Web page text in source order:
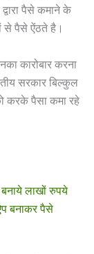
पैसे कमाने के
से पैसे ऐंठते है।
कारोबार करना
सरकार बिल्कुल
करके पैसा कमा रहे
लाखों रुपये
बनाकर पैसे